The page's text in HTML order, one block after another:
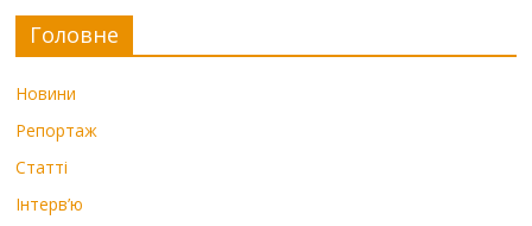
Головне
Новини
Репортаж
Статті
Інтерв’ю